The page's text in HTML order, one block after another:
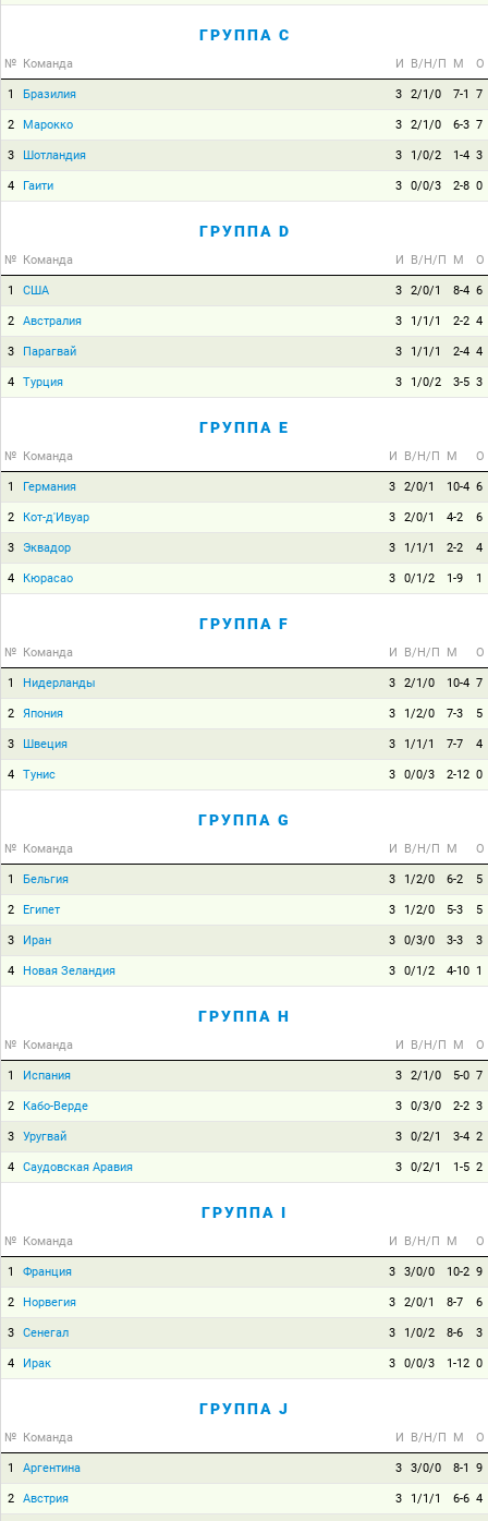
ГРУППА C
№ Команда И В/Н/П М О
1 Бразилия 3 2/1/0 7-1 7
2 Марокко 3 2/1/0 6-3 7
3 Шотландия 3 1/0/2 1-4 3
4 Гаити 3 0/0/3 2-8 0
ГРУППА D
№ Команда И В/Н/П М О
1 США 3 2/0/1 8-4 6
2 Австралия 3 1/1/1 2-2 4
3 Парагвай 3 1/1/1 2-4 4
4 Турция 3 1/0/2 3-5 3
ГРУППА E
№ Команда И В/Н/П М О
1 Германия 3 2/0/1 10-4 6
2 Кот-д'Ивуар 3 2/0/1 4-2 6
3 Эквадор 3 1/1/1 2-2 4
4 Кюрасао 3 0/1/2 1-9 1
ГРУППА F
№ Команда И В/Н/П М О
1 Нидерланды 3 2/1/0 10-4 7
2 Япония 3 1/2/0 7-3 5
3 Швеция 3 1/1/1 7-7 4
4 Тунис 3 0/0/3 2-12 0
ГРУППА G
№ Команда И В/Н/П М О
1 Бельгия 3 1/2/0 6-2 5
2 Египет 3 1/2/0 5-3 5
3 Иран 3 0/3/0 3-3 3
4 Новая Зеландия 3 0/1/2 4-10 1
ГРУППА H
№ Команда И В/Н/П М О
1 Испания 3 2/1/0 5-0 7
2 Кабо-Верде 3 0/3/0 2-2 3
3 Уругвай 3 0/2/1 3-4 2
4 Саудовская Аравия 3 0/2/1 1-5 2
ГРУППА I
№ Команда И В/Н/П М О
1 Франция 3 3/0/0 10-2 9
2 Норвегия 3 2/0/1 8-7 6
3 Сенегал 3 1/0/2 8-6 3
4 Ирак 3 0/0/3 1-12 0
ГРУППА J
№ Команда И В/Н/П М О
1 Аргентина 3 3/0/0 8-1 9
2 Австрия 3 1/1/1 6-6 4